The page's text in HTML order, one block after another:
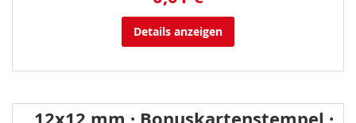
Details anzeigen